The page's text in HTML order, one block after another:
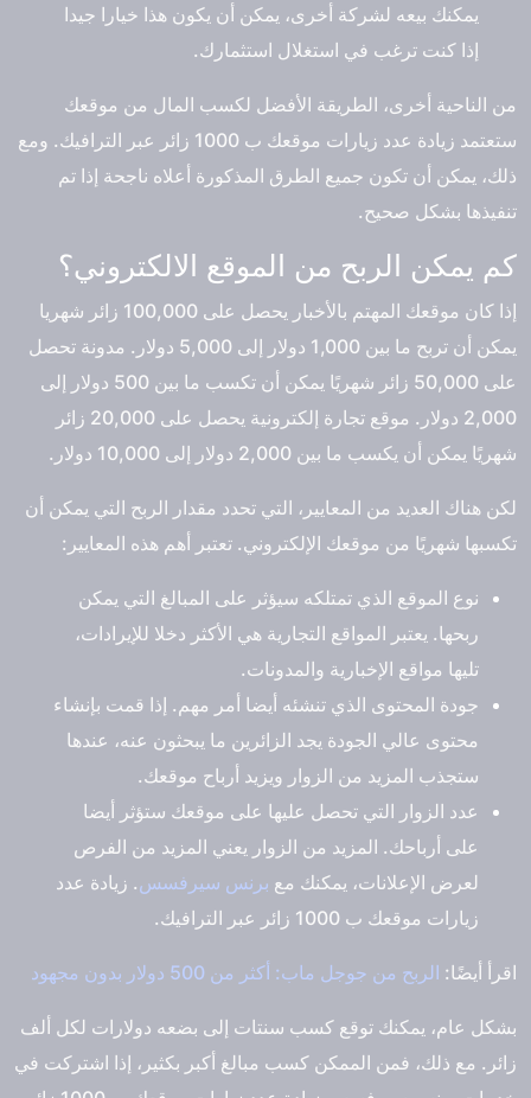
يمكنك بيعه لشركة أخرى، يمكن أن يكون هذا خيارا جيدا
إذا كنت ترغب في استغلال استثمارك.
من الناحية أخرى، الطريقة الأفضل لكسب المال من موقعك
ستعتمد زيادة عدد زيارات موقعك ب 1000 زائر عبر الترافيك. ومع
ذلك، يمكن أن تكون جميع الطرق المذكورة أعلاه ناجحة إذا تم
تنفيذها بشكل صحيح.
كم يمكن الربح من الموقع الالكتروني؟
إذا كان موقعك المهتم بالأخبار يحصل على 100,000 زائر شهريا
يمكن أن تربح ما بين 1,000 دولار إلى 5,000 دولار. مدونة تحصل
على 50,000 زائر شهريًا يمكن أن تكسب ما بين 500 دولار إلى
2,000 دولار. موقع تجارة إلكترونية يحصل على 20,000 زائر
شهريًا يمكن أن يكسب ما بين 2,000 دولار إلى 10,000 دولار.
لكن هناك العديد من المعايير، التي تحدد مقدار الربح التي يمكن أن
تكسبها شهريًا من موقعك الإلكتروني. تعتبر أهم هذه المعايير:
نوع الموقع الذي تمتلكه سيؤثر على المبالغ التي يمكن
ربحها. يعتبر المواقع التجارية هي الأكثر دخلا للإيرادات،
تليها مواقع الإخبارية والمدونات.
جودة المحتوى الذي تنشئه أيضا أمر مهم. إذا قمت بإنشاء
محتوى عالي الجودة يجد الزائرين ما يبحثون عنه، عندها
ستجذب المزيد من الزوار ويزيد أرباح موقعك.
عدد الزوار التي تحصل عليها على موقعك ستؤثر أيضا
على أرباحك. المزيد من الزوار يعني المزيد من الفرص
لعرض الإعلانات، يمكنك مع برنس سيرفسس. زيادة عدد
زيارات موقعك ب 1000 زائر عبر الترافيك.
اقرأ أيضًا: الربح من جوجل ماب: أكثر من 500 دولار بدون مجهود
بشكل عام، يمكنك توقع كسب سنتات إلى بضعه دولارات لكل ألف
زائر. مع ذلك، فمن الممكن كسب مبالغ أكبر بكثير، إذا اشتركت في